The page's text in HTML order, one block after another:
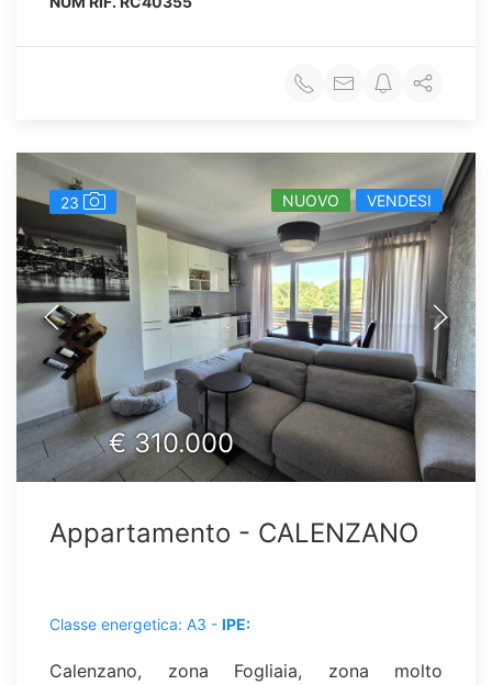
23 NUOVO VENDESI
€310.000
Appartamento - CALENZANO
Classe energetica: A3 - IPE:
Calenzano, zona Fogliaia, zona molto